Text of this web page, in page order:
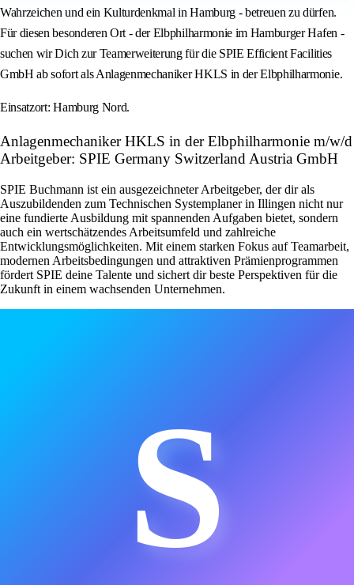
Wahrzeichen und ein Kulturdenkmal in Hamburg - betreuen zu dürfen.
Für diesen besonderen Ort - der Elbphilharmonie im Hamburger Hafen -
suchen wir Dich zur Teamerweiterung für die SPIE Efficient Facilities
GmbH ab sofort als Anlagenmechaniker HKLS in der Elbphilharmonie.
Einsatzort: Hamburg Nord.
Anlagenmechaniker HKLS in der Elbphilharmonie m/w/d
Arbeitgeber: SPIE Germany Switzerland Austria GmbH
SPIE Buchmann ist ein ausgezeichneter Arbeitgeber, der dir als
Auszubildenden zum Technischen Systemplaner in Illingen nicht nur
eine fundierte Ausbildung mit spannenden Aufgaben bietet, sondern
auch ein wertschätzendes Arbeitsumfeld und zahlreiche
Entwicklungsmöglichkeiten. Mit einem starken Fokus auf Teamarbeit,
modernen Arbeitsbedingungen und attraktiven Prämienprogrammen
fördert SPIE deine Talente und sichert dir beste Perspektiven für die
Zukunft in einem wachsenden Unternehmen.
S